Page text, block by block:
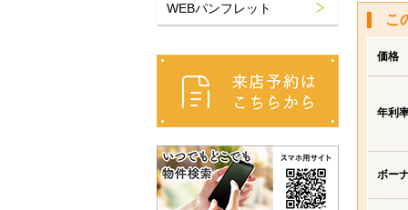
こ
価格
年利
ボー
WEBパンフレット